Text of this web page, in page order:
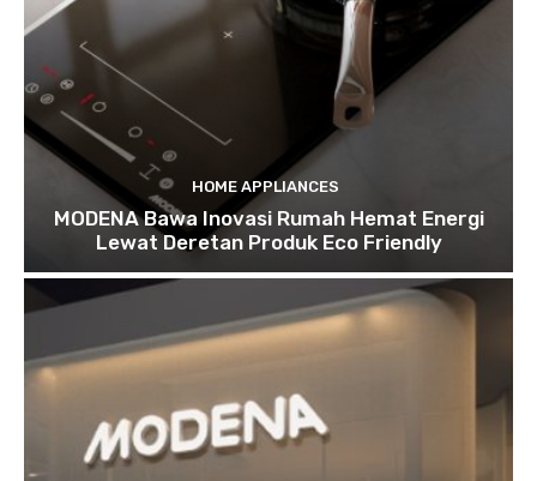
HOME APPLIANCES
MODENA Bawa Inovasi Rumah Hemat Energi
Lewat Deretan Produk Eco Friendly